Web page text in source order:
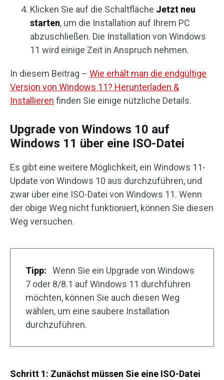
Klicken Sie auf die Schaltfläche Jetzt neu
starten, um die Installation auf Ihrem PC
abzuschließen. Die Installation von Windows
11 wird einige Zeit in Anspruch nehmen.
In diesem Beitrag – Wie erhält man die endgültige
Version von Windows 11? Herunterladen &
Installieren finden Sie einige nützliche Details.
Upgrade von Windows 10 auf
Windows 11 über eine ISO-Datei
Es gibt eine weitere Möglichkeit, ein Windows 11-
Update von Windows 10 aus durchzuführen, und
zwar über eine ISO-Datei von Windows 11. Wenn
der obige Weg nicht funktioniert, können Sie diesen
Weg versuchen.
Tipp:
Wenn Sie ein Upgrade von Windows
7 oder 8/8.1 auf Windows 11 durchführen
möchten, können Sie auch diesen Weg
wählen, um eine saubere Installation
durchzuführen.
Schritt 1: Zunächst müssen Sie eine ISO-Datei